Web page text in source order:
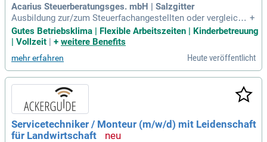
Acarius Steuerberatungsges. mbH | Salzgitter
Ausbildung zur/zum Steuerfachangestellten oder vergleichb
are Qualifikation; Mehrjährige Berufserfahrung in einer Steue
rberatungskanzlei; Sicherer Umgang mit DATEV, idealerweis
Mandaten – Vorerfahrung
+
Gutes Betriebsklima | Flexible Arbeitszeiten | Kinderbetreuung
| Vollzeit | + weitere Benefits
mehr erfahren Heute veröffentlicht
Servicetechniker / Monteur (m/w/d) mit Leidenschaft
für Landwirtschaft